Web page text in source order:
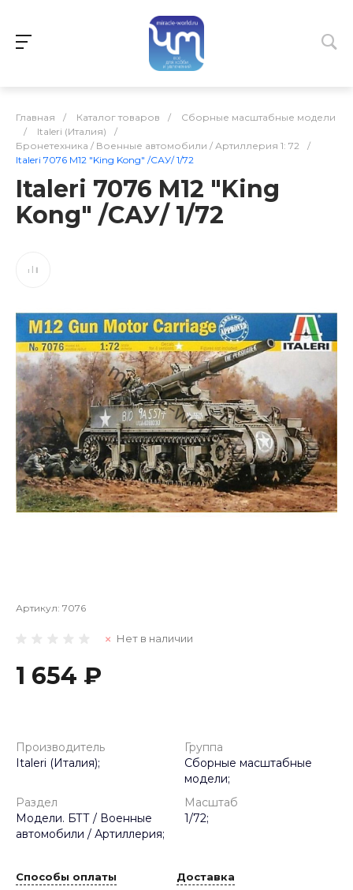
Главная / Каталог товаров /
Сборные масштабные модели
/
Italeri (Италия)
/
Бронетехника / Военные автомобили / Артиллерия 1: 72
/
Italeri 7076 M12 "King Kong" /САУ/ 1/72
Italeri 7076 M12 "King
Kong" /САУ/ 1/72
Артикул: 7076
Нет в наличии
1 654 ₽
Производитель
Italeri (Италия);
Группа
Сборные масштабные
модели;
Раздел
Модели. БТТ / Военные
автомобили / Артиллерия;
Масштаб
1/72;
Способы оплаты Доставка